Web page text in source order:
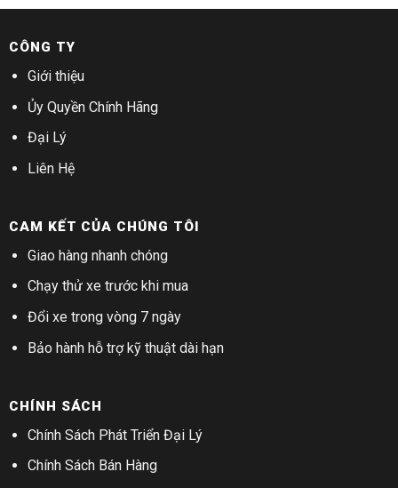
CÔNG TY
Giới thiệu
Ủy Quyền Chính Hãng
Đại Lý
Liên Hệ
CAM KẾT CỦA CHÚNG TÔI
Giao hàng nhanh chóng
Chạy thử xe trước khi mua
Đổi xe trong vòng 7 ngày
Bảo hành hỗ trợ kỹ thuật dài hạn
CHÍNH SÁCH
Chính Sách Phát Triển Đại Lý
Chính Sách Bán Hàng